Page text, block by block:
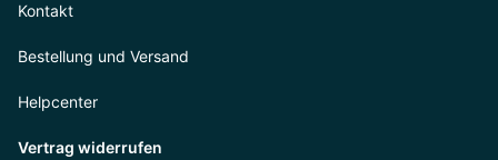
Kontakt
Bestellung und Versand
Helpcenter
Vertrag widerrufen